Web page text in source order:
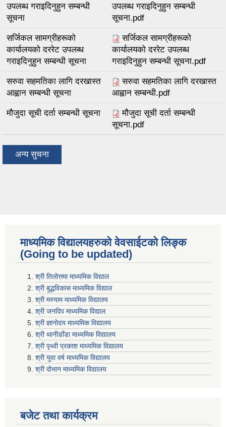
उपलब्ध गराइदिनुहुन सम्बन्धी
सूचना
उपलब्ध गराइदिनुहुन सम्बन्धी
सूचना.pdf
सर्जिकल सामग्रीहरूको
कार्यालयको दररेट उपलब्ध
गराइदिनुहुन सम्बन्धी सूचना
सर्जिकल सामग्रीहरूको
कार्यालयको दररेट उपलब्ध
गराइदिनुहुन सम्बन्धी सूचना.pdf
सरुवा सहमतिका लागि दरखास्त
आह्वान सम्बन्धी सूचना
सरुवा सहमतिका लागि दरखास्त
आह्वान सम्बन्धी.pdf
मौजुदा सूची दर्ता सम्बन्धी सूचना
मौजुदा सूची दर्ता सम्बन्धी
सूचना.pdf
अन्य सुचना
माध्यमिक विद्यालयहरुकाे वेवसाईटको लिङ्क
(Going to be updated)
श्री तिलाेत्तमा माध्यमिक विद्याल
श्री बुद्धविकास माध्यमिक विद्याल
श्री मस्याम माध्यमिक विद्यालय
श्री जनदिप माध्यमिक विद्याल
श्री ज्ञानोदय माध्यमिक विद्यालय
श्री थानीडाँडा माध्यमिक विद्यालय
श्री पृथ्वी प्रकाश माध्यमिक विद्यालय
श्री युवा वर्ष माध्यमिक विद्यालय
श्री दोभान माध्यमिक विद्यालय
बजेट तथा कार्यक्रम